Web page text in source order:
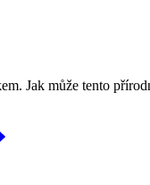
Jak může tento